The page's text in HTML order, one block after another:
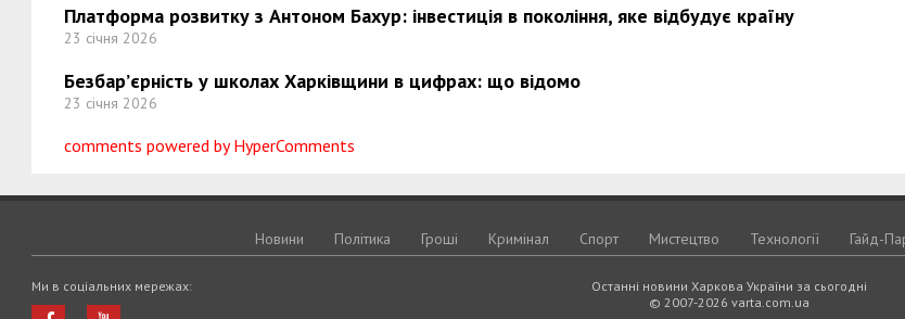
Платформа розвитку з Антоном Бахур: інвестиція в покоління, яке відбудує країну
23 січня 2026
Безбар’єрність у школах Харківщини в цифрах: що відомо
23 січня 2026
comments powered by HyperComments
Новини Політика Грошi Кримiнал Спорт Мистецтво Технологiї Гайд-
Останні новини Харкова України за сьогодні
© 2007-2026 varta.com.ua
Ми в соціальних мережах: